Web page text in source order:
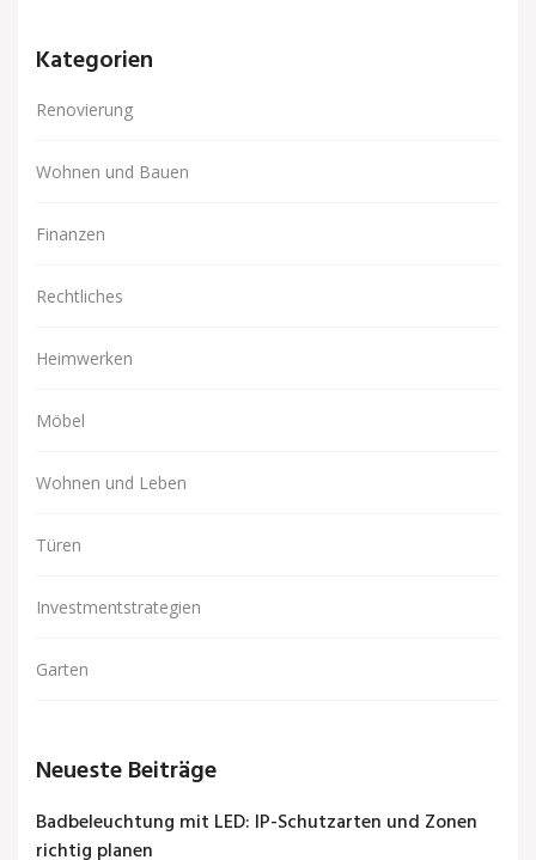
Kategorien
Renovierung
Wohnen und Bauen
Finanzen
Rechtliches
Heimwerken
Möbel
Wohnen und Leben
Türen
Investmentstrategien
Garten
Neueste Beiträge
Badbeleuchtung mit LED: IP-Schutzarten und Zonen
richtig planen